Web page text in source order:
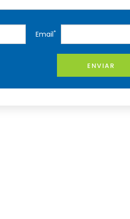
Email*
ENVIAR